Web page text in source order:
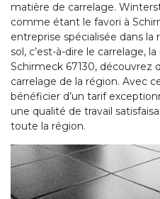
matière de carrelage.
comme étant le favori à
entreprise spécialisée dans
sol, c’est-à-dire le carrelage,
Schirmeck 67130, découvrez
carrelage de la région. Avec
bénéficier d’un tarif
une qualité de travail
toute la région.